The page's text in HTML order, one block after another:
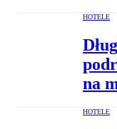
HOTELE
na
HOTELE